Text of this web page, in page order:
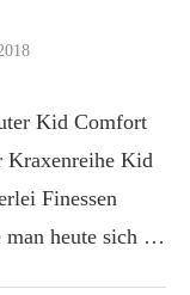
Kid Comfort
Kraxenreihe Kid
Finessen
man heute sich …